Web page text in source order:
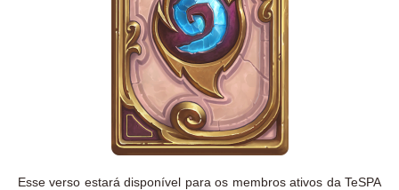
Esse verso estará disponível para os membros ativos da TeSPA